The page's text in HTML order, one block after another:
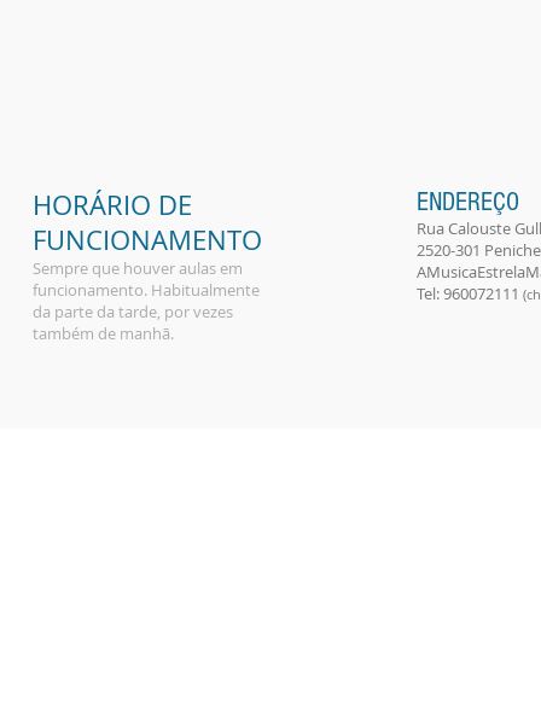
HORÁRIO DE
FUNCIONAMENTO
Sempre que houver aulas em
funcionamento. Habitualmente
da parte da tarde, por vezes
também de manhã.
ENDEREÇO
Rua Calouste
2520-301
Tel: 960072111